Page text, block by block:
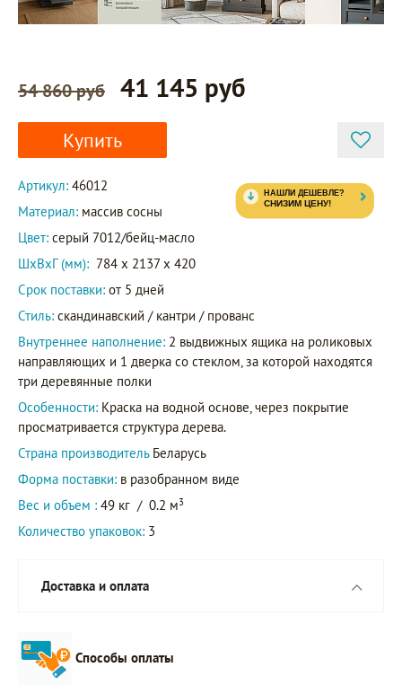
54 860 руб 41 145 руб
Купить
Артикул: 46012
Материал: массив сосны
Цвет: серый 7012/бейц-масло
ШxВxГ (мм): 784 x 2137 x 420
Срок поставки: от 5 дней
Стиль: скандинавский / кантри / прованс
Внутреннее наполнение: 2 выдвижных ящика на роликовых
направляющих и 1 дверка со стеклом, за которой находятся
три деревянные полки
Особенности: Краска на водной основе, через покрытие
просматривается структура дерева.
Страна производитель Беларусь
Форма поставки: в разобранном виде
Вес и объем : 49 кг / 0.2 м3
Количество упаковок: 3
Доставка и оплата
Способы оплаты